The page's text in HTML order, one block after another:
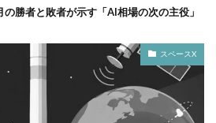
勝者と敗者が示す「AI相場の次の主役」
スペースX